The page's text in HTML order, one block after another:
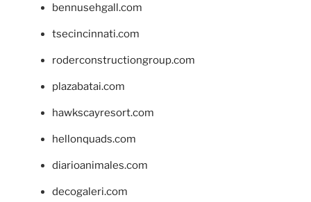
bennusehgall.com
tsecincinnati.com
roderconstructiongroup.com
plazabatai.com
hawkscayresort.com
hellonquads.com
diarioanimales.com
decogaleri.com